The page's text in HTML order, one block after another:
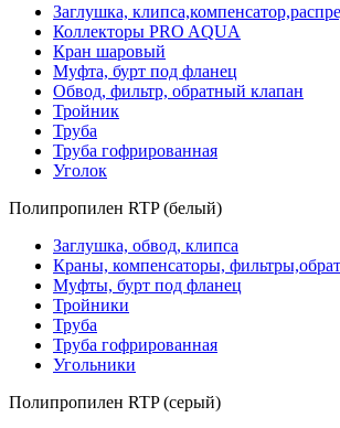
Заглушка,
Коллекторы PRO AQUA
Кран шаровый
Муфта, бурт под фланец
Обвод, фильтр, обратный клапан
Тройник
Труба
Труба гофрированная
Уголок
Полипропилен RTP (белый)
Заглушка, обвод, клипса
Краны, компенсаторы,
Муфты, бурт под фланец
Тройники
Труба
Труба гофрированная
Угольники
Полипропилен RTP (серый)